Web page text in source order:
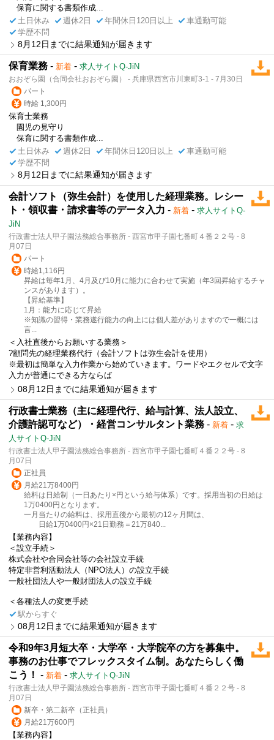
保育に関する書類作成...
土日休み
週休2日 年間休日120日以上
車通勤可能
学歴不問
8月12日までに結果通知が届きます
保育業務 - 新着 - 求人サイトQ-JiN
おおぞら園（合同会社おおぞら園） - 兵庫県西宮市川東町3-1 - 7月30日
パート
時給 1,300円
保育士業務
園児の見守り
保育に関する書類作成...
土日休み
週休2日 年間休日120日以上
車通勤可能
学歴不問
8月12日までに結果通知が届きます
会計ソフト（弥生会計）を使用した経理業務。レシー
ト・領収書・請求書等のデータ入力 - 新着 - 求人サイトQ-
JiN
行政書士法人甲子園法務総合事務所 - 西宮市甲子園七番町４番２２号 - 8
月07日
パート
時給1,116円
昇給は毎年1月、4月及び10月に能力に合わせて実施（年3回昇給するチャ
ンスがあります）。
【昇給基準】
1月：能力に応じて昇給
※知識の習得・業務遂行能力の向上には個人差がありますので一概には
言...
＜入社直後からお願いする業務＞
?顧問先の経理業務代行（会計ソフトは弥生会計を使用）
※最初は簡単な入力作業から始めていきます。ワードやエクセルで文字
入力が普通にできる方ならば
08月12日までに結果通知が届きます
行政書士業務（主に経理代行、給与計算、法人設立、
介護許認可など）・経営コンサルタント業務 - 新着 - 求
人サイトQ-JiN
行政書士法人甲子園法務総合事務所 - 西宮市甲子園七番町４番２２号 - 8
月07日
正社員
月給21万8400円
給料は日給制（一日あたり×円という給与体系）です。採用当初の日給は
1万0400円となります。
一月当たりの給料は、採用直後から最初の12ヶ月間は、
日給1万0400円×21日勤務＝21万840...
【業務内容】
＜設立手続＞
株式会社や合同会社等の会社設立手続
特定非営利活動法人（NPO法人）の設立手続
一般社団法人や一般財団法人の設立手続
＜各種法人の変更手続
駅からすぐ
08月12日までに結果通知が届きます
令和9年3月短大卒・大学卒・大学院卒の方を募集中。
事務のお仕事でフレックスタイム制。あなたらしく働
こう！ - 新着 - 求人サイトQ-JiN
行政書士法人甲子園法務総合事務所 - 西宮市甲子園七番町４番２２号 - 8
月07日
新卒・第二新卒（正社員）
月給21万600円
【業務内容】